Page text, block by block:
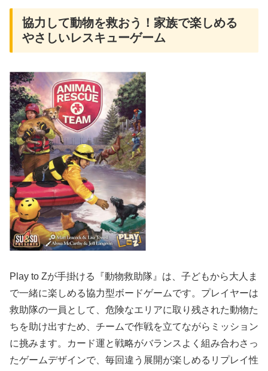
協力して動物を救おう！家族で楽しめる
やさしいレスキューゲーム
Play to Zが手掛ける『動物救助隊』は、子どもから大人ま
で一緒に楽しめる協力型ボードゲームです。プレイヤーは
救助隊の一員として、危険なエリアに取り残された動物た
ちを助け出すため、チームで作戦を立てながらミッション
に挑みます。カード運と戦略がバランスよく組み合わさっ
たゲームデザインで、毎回違う展開が楽しめるリプレイ性